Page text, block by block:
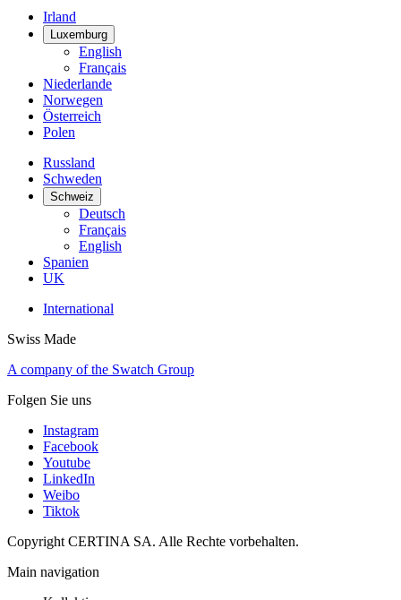
Irland
Luxemburg
English
Français
Niederlande
Norwegen
Österreich
Polen
Russland
Schweden
Schweiz
Deutsch
Français
English
Spanien
UK
International
Swiss Made
A company of the Swatch Group
Folgen Sie uns
Instagram
Facebook
Youtube
LinkedIn
Weibo
Tiktok
Copyright CERTINA SA. Alle Rechte vorbehalten.
Main navigation